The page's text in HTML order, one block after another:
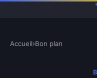
Accueil›Bon plan